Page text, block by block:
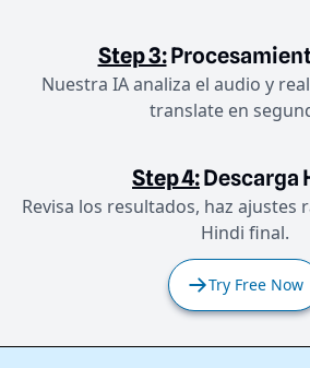
Step 3:
Nuestra IA analiza el audio y
translate en
Step 4:Descarga
Revisa los resultados, haz ajustes
Hindi final.
Try Free Now